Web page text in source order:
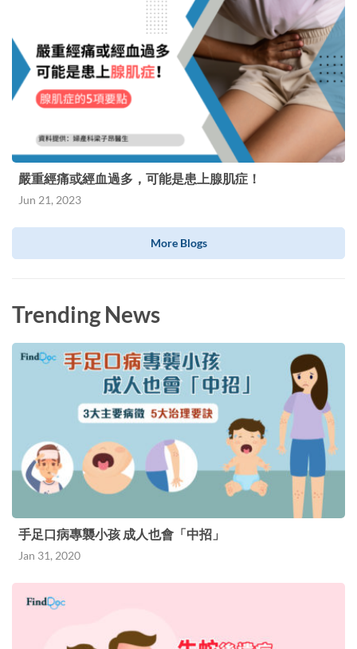
想，醫生就有可能需要以開刀手術的方法放鬆筋
膜，術後需要1-2星期時間復原，期間媽媽們需要
盡量休息，難免影響照顧寶寶，因此儘早求醫對媽
媽和寶寶都有好處。 最後，作為過來人，林醫生
認為休息是讓「媽媽手」 康復的關鍵，她又建議
家庭成員可多花時間幫忙照顧寶寶，減輕媽媽的負
擔，能有效預防她們患上「媽媽手」 。 本網頁由
強生（香港）有限公司支持製作，內容只作參考之
務，亦不可取代任何診斷或治療。有關您個人的治
狀況及個別症狀有所不同，詳情請向醫生或藥劑師
查詢。
嚴重經痛或經血過多，可能是患上腺肌症！
Jun 21, 2023
More Blogs
Trending News
手足口病專襲小孩 成人也會「中招」
Jan 31, 2020